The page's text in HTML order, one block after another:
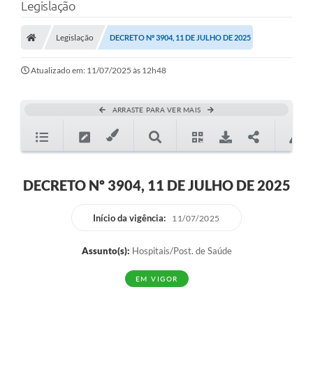
Legislação
Legislação DECRETO Nº 3904, 11 DE JULHO DE 2025
Atualizado em: 11/07/2025 às 12h48
ARRASTE PARA VER MAIS
DECRETO Nº 3904, 11 DE JULHO DE 2025
Início da vigência: 11/07/2025
Assunto(s): Hospitais/Post. de Saúde
EM VIGOR